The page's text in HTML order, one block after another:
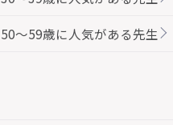
50～59歳に人気がある先生